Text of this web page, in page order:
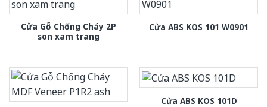
Cửa Gỗ Chống Cháy 2P
son xam trang
Cửa ABS KOS 101 W0901
Cửa ABS KOS 101D